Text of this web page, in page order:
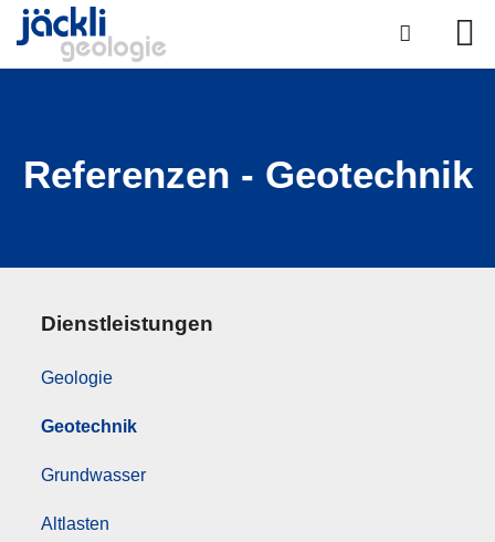
Referenzen - Geotechnik
Dienstleistungen
Geologie
Geotechnik
Grundwasser
Altlasten